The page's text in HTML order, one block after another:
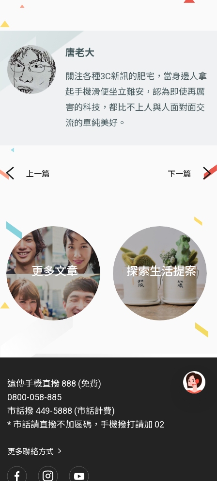
唐老大
關注各種3C新訊的肥宅，當身邊人拿
起手機滑便坐立難安，認為即使再厲
害的科技，都比不上人與人面對面交
流的單純美好。
上一篇 下一篇
更多文章 探索生活提案
遠傳手機直撥 888 (免費)
0800-058-885
市話撥 449-5888 (市話計費)
* 市話請直撥不加區碼，手機撥打請加 02
更多聯絡方式